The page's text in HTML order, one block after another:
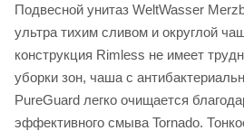
Подвесной унитаз WeltWasser
ультра тихим сливом и округлой
конструкция Rimless не имеет
уборки зон, чаша с
PureGuard легко очищается
эффективного смыва Tornado.